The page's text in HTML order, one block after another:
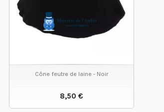
Cône feutre de laine - Noir
8,50 €
VOIR LE PRODUIT